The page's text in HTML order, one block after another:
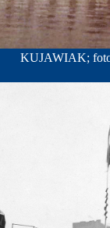
KUJAWIAK;